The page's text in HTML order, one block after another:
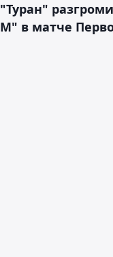
"Туран"
М" в матче